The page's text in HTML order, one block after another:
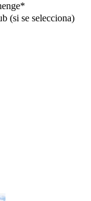
(si se selecciona)